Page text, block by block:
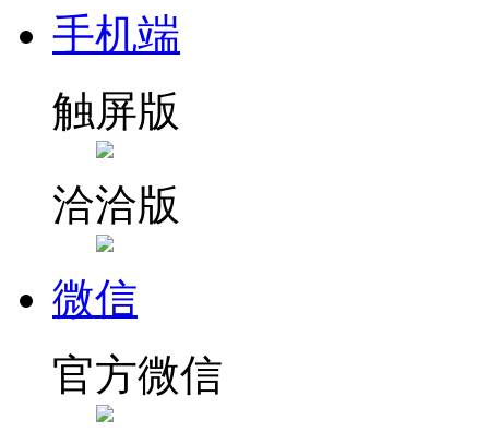
手机端
触屏版
洽洽版
微信
官方微信